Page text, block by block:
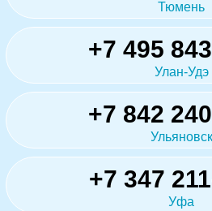
Тюмень
+7 495
Улан-Удэ
+7 842
Ульяновск
+7 347
Уфа